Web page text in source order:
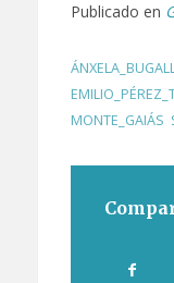
Publicado en
MONTE_GAIÁS